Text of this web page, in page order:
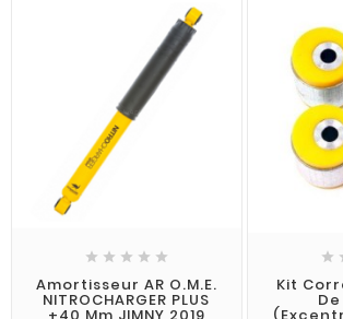
    
Amortisseur AR O.M.E.
NITROCHARGER PLUS

Kit